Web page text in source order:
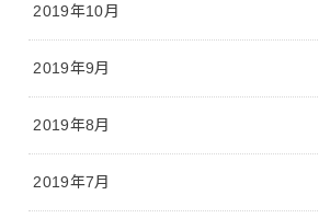
2019年10月
2019年9月
2019年8月
2019年7月